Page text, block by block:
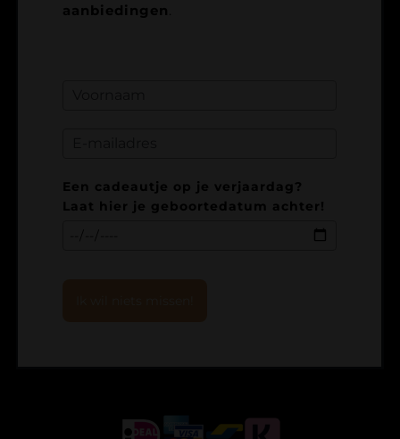
aanbiedingen
Een cadeautje op je verjaardag?
Laat hier je geboortedatum achter!